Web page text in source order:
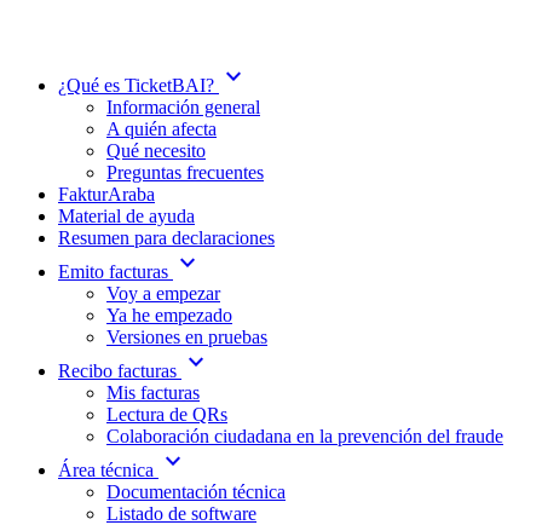
¿Qué es TicketBAI? expand_more
Información general
A quién afecta
Qué necesito
Preguntas frecuentes
FakturAraba
Material de ayuda
Resumen para declaraciones
Emito facturas expand_more
Voy a empezar
Ya he empezado
Versiones en pruebas
Recibo facturas expand_more
Mis facturas
Lectura de QRs
Colaboración ciudadana en la prevención del fraude
Área técnica
expand_more
Documentación técnica
Listado de software